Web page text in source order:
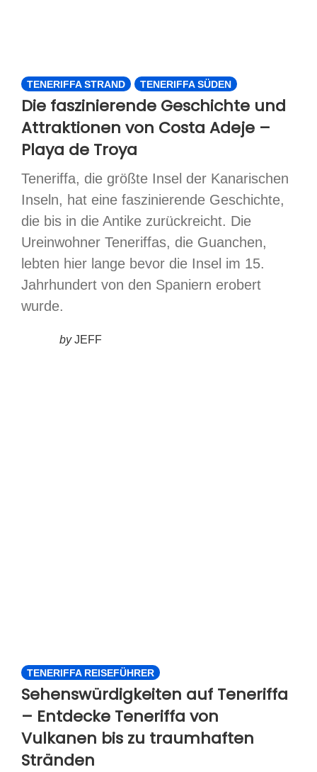
TENERIFFA STRAND TENERIFFA SÜDEN
Die faszinierende Geschichte und
Attraktionen von Costa Adeje –
Playa de Troya
Teneriffa, die größte Insel der Kanarischen
Inseln, hat eine faszinierende Geschichte,
die bis in die Antike zurückreicht. Die
Ureinwohner Teneriffas, die Guanchen,
lebten hier lange bevor die Insel im 15.
Jahrhundert von den Spaniern erobert
wurde.
by JEFF
TENERIFFA REISEFÜHRER
Sehenswürdigkeiten auf Teneriffa
– Entdecke Teneriffa von
Vulkanen bis zu traumhaften
Stränden